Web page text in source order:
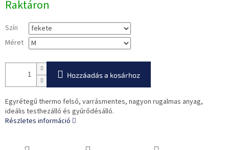
Raktáron
Szín
Méret
Hozzáadás a kosárhoz
Egyrétegű thermo felső, varrásmentes, nagyon rugalmas anyag,
ideális testhezálló és gyűrődésálló.
Részletes információ